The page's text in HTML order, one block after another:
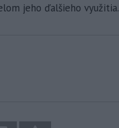
jeho ďalšieho využitia.